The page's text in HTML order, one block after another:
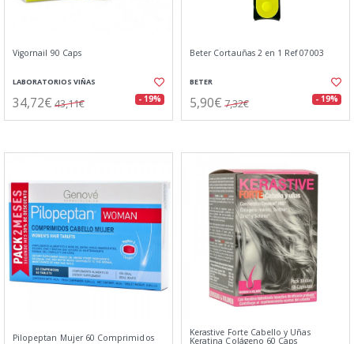
Vigornail 90 Caps
LABORATORIOS VIÑAS
34,72€ 43,11€ - 19%
Beter Cortauñas 2 en 1 Ref 07003
BETER
5,90€ 7,32€ - 19%
Pilopeptan Mujer 60 Comprimidos Kerastive Forte Cabello y Uñas
Keratina Colágeno 60 Caps